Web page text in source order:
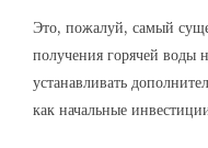
Это, пожалуй, самый
получения горячей воды
устанавливать
как начальные